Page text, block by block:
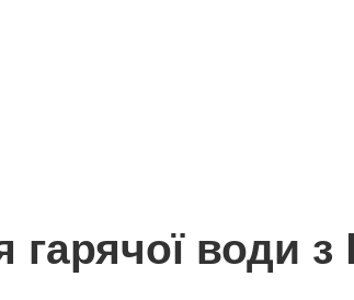
гарячої води з